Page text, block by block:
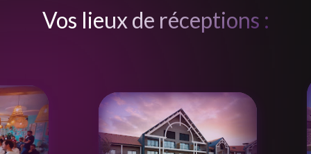
Vos lieux de réceptions :